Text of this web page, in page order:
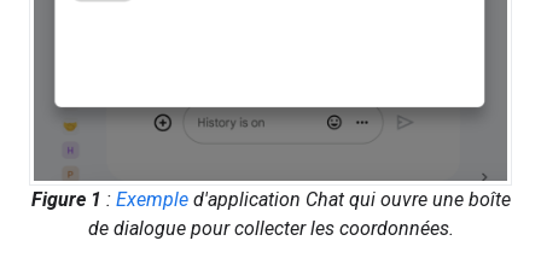
Figure 1 : Exempled'application Chat qui ouvre une boîte
de dialogue pour collecter les coordonnées.